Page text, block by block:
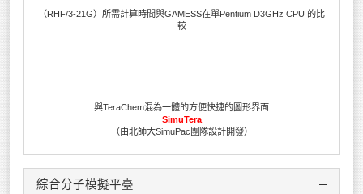
（RHF/3-21G）所需計算時間與GAMESS在單Pentium D3GHz CPU 的比
較
與TeraChem混為一體的方便快捷的圖形界面
SimuTera
（由北師大SimuPac團隊設計開發）
綜合分子模擬平臺